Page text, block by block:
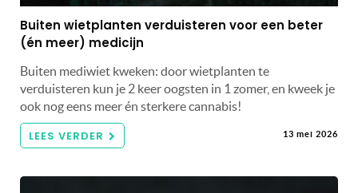
Buiten wietplanten verduisteren voor een beter
(én meer) medicijn
Buiten mediwiet kweken: door wietplanten te
verduisteren kun je 2 keer oogsten in 1 zomer, en kweek je
ook nog eens meer én sterkere cannabis!
LEES VERDER 13 mei 2026